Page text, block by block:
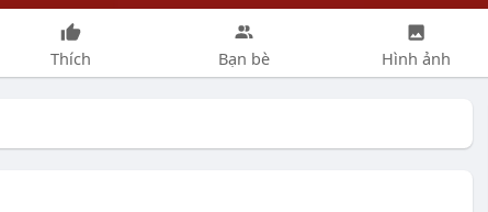
Thích Bạn bè Hình ảnh